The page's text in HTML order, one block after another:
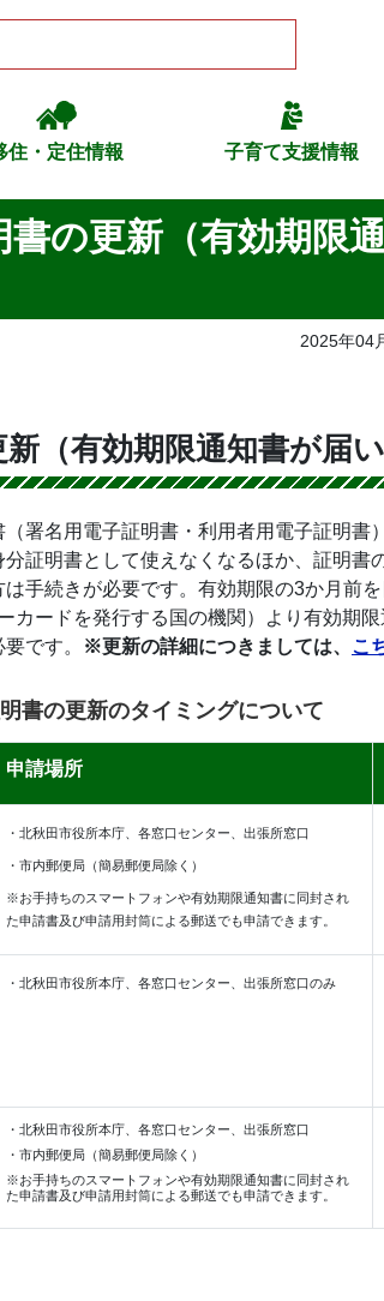
住・定住情報 子育て支援情報
の更新（有効期限
2025年04
（有効期限通知書が届い
署名用電子証明書・利用者用電子証明書
証明書として使えなくなるほか、証明書
手続きが必要です。有効期限の3か月前を
カードを発行する国の機関）より有効期
です。
※更新の詳細につきましては、 こ
書の更新のタイミングについて
申請場所
・北秋田市役所本庁、各窓口センター、出張所窓口
・市内郵便局（簡易郵便局除く）
※お手持ちのスマートフォンや有効期限通知書に同封され
た申請書及び申請用封筒による郵送でも申請できます。
・北秋田市役所本庁、各窓口センター、出張所窓口のみ
・北秋田市役所本庁、各窓口センター、出張所窓口
・市内郵便局（簡易郵便局除く）
※お手持ちのスマートフォンや有効期限通知書に同封され
た申請書及び申請用封筒による郵送でも申請できます。